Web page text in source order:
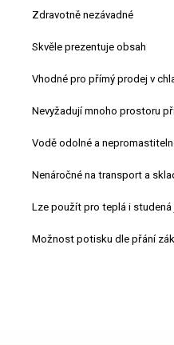
Zdravotně nezávadné
Skvěle prezentuje obsah
Vhodné pro přímý prodej v
Nevyžadují mnoho prostoru
Vodě odolné a
Nenáročné na transport a
Lze použít pro teplá i studená
Možnost potisku dle přání